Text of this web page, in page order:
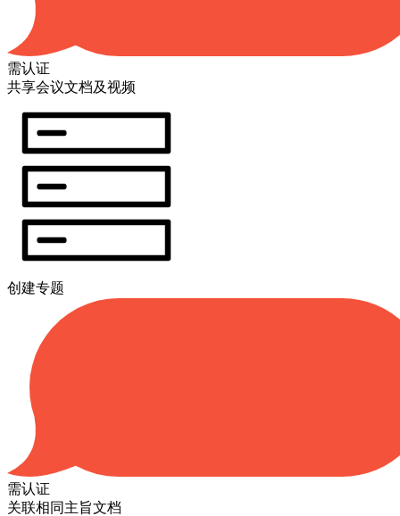
需认证
共享会议文档及视频
创建专题
需认证
关联相同主旨文档